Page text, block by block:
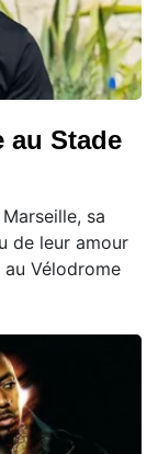
au Stade
sa
de leur amour
Vélodrome